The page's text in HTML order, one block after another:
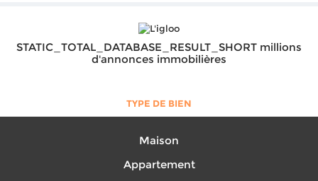
STATIC_TOTAL_DATABASE_RESULT_SHORT millions
d'annonces immobilières
TYPE DE BIEN
Maison
Appartement